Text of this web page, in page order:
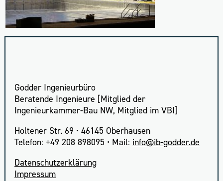
Godder Ingenieurbüro
Beratende Ingenieure [Mitglied der
Ingenieurkammer-Bau NW, Mitglied im VBI]
Holtener Str. 69 • 46145 Oberhausen
Telefon: +49 208 898095 • Mail: info
Daten­schutz­er­klä­rung
Impres­sum